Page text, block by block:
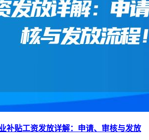
补贴工资发放详解：申请、审核与发放